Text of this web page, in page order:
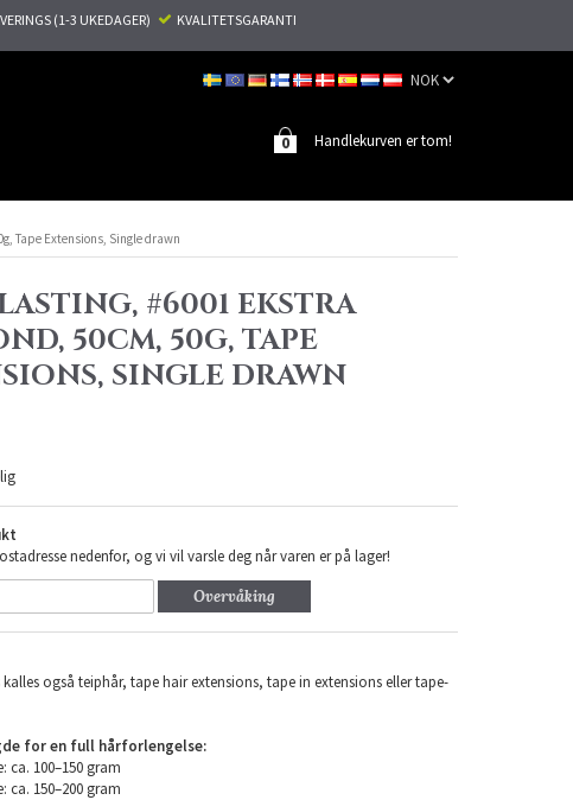
(1-3 UKEDAGER) KVALITETSGARANTI
Handlekurven er tom!
0
Tape Extensions, Single drawn
#6001 EKSTRA
50CM, 50G, TAPE
SINGLE DRAWN
nedenfor, og vi vil varsle deg når varen er på lager!
Overvåking
kalles også teiphår, tape hair extensions, tape in extensions eller tape-
for en full hårforlengelse:
ca. 100–150 gram
ca. 150–200 gram